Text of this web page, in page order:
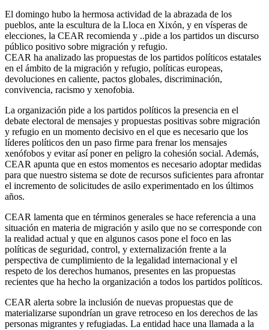
El domingo hubo la hermosa actividad de la abrazada de los
pueblos, ante la escultura de la Lloca en Xixón, y en vísperas de
elecciones, la CEAR recomienda y ..pide a los partidos un discurso
público positivo sobre migración y refugio.
CEAR ha analizado las propuestas de los partidos políticos estatales
en el ámbito de la migración y refugio, políticas europeas,
devoluciones en caliente, pactos globales, discriminación,
convivencia, racismo y xenofobia.
La organización pide a los partidos políticos la presencia en el
debate electoral de mensajes y propuestas positivas sobre migración
y refugio en un momento decisivo en el que es necesario que los
líderes políticos den un paso firme para frenar los mensajes
xenófobos y evitar así poner en peligro la cohesión social. Además,
CEAR apunta que en estos momentos es necesario adoptar medidas
para que nuestro sistema se dote de recursos suficientes para afrontar
el incremento de solicitudes de asilo experimentado en los últimos
años.
CEAR lamenta que en términos generales se hace referencia a una
situación en materia de migración y asilo que no se corresponde con
la realidad actual y que en algunos casos pone el foco en las
políticas de seguridad, control, y externalización frente a la
perspectiva de cumplimiento de la legalidad internacional y el
respeto de los derechos humanos, presentes en las propuestas
recientes que ha hecho la organización a todos los partidos políticos.
CEAR alerta sobre la inclusión de nuevas propuestas que de
materializarse supondrían un grave retroceso en los derechos de las
personas migrantes y refugiadas. La entidad hace una llamada a la